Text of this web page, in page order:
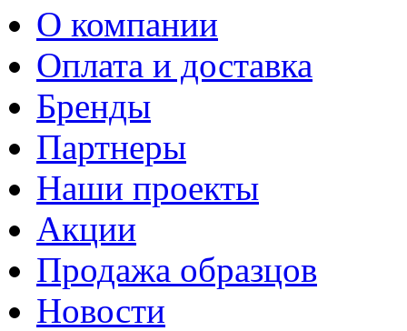
О компании
Оплата и доставка
Бренды
Партнеры
Наши проекты
Акции
Продажа образцов
Новости